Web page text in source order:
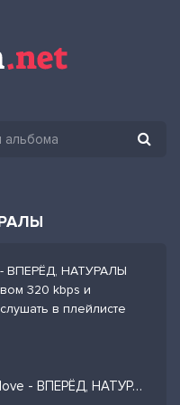
- ВПЕРЁД, НАТУРАЛЫ
320 kbps и
в плейлисте
Слушать песню Neverlove - ВПЕРЁД, НАТУРАЛЫ и добавить в избранных